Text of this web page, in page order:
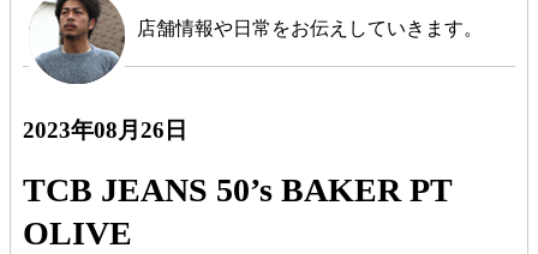
店舗情報や日常をお伝えしていきます。
2023年08月26日
TCB JEANS 50’s BAKER PT
OLIVE